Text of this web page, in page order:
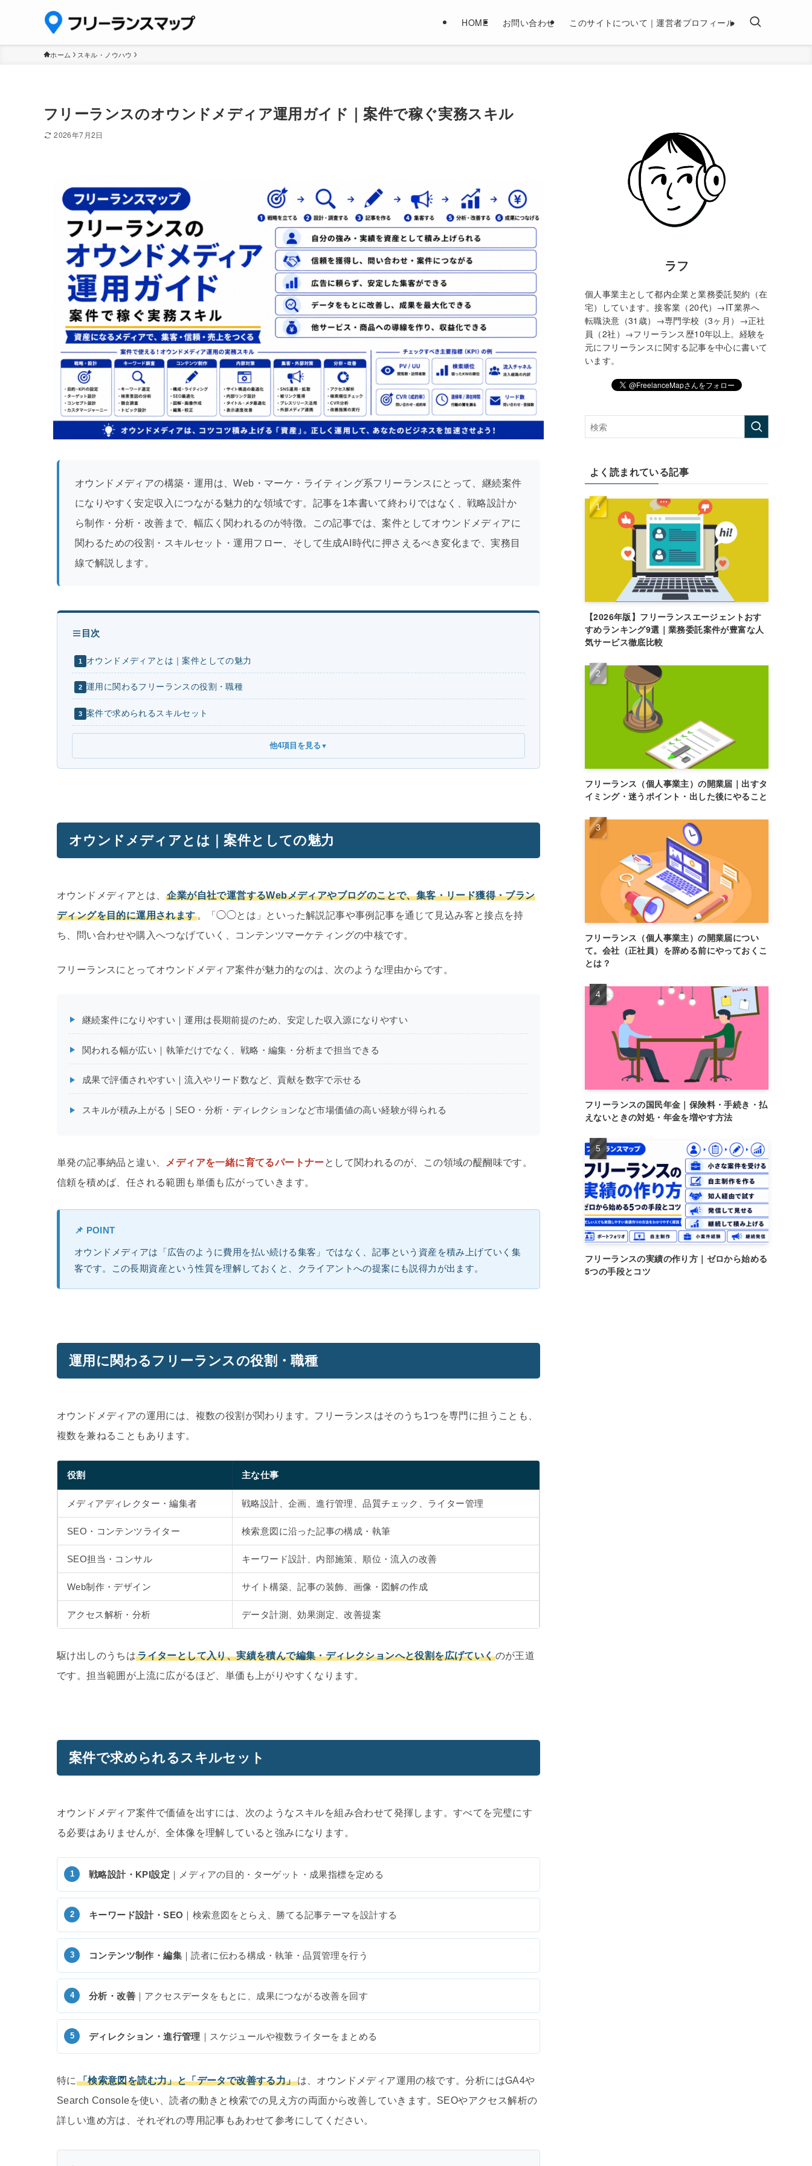
HOME お問い合わせ このサイトについて｜運営者プロフィール
ホーム スキル・ノウハウ
フリーランスのオウンドメディア運用ガイド｜案件で稼ぐ実務スキル
2026年7月2日
オウンドメディアの構築・運用は、Web・マーケ・ライティング系フリーランスにとって、継続案件
になりやすく安定収入につながる魅力的な領域です。記事を1本書いて終わりではなく、戦略設計か
ら制作・分析・改善まで、幅広く関われるのが特徴。この記事では、案件としてオウンドメディアに
関わるための役割・スキルセット・運用フロー、そして生成AI時代に押さえるべき変化まで、実務目
線で解説します。
目次
1 オウンドメディアとは｜案件としての魅力
2 運用に関わるフリーランスの役割・職種
3 案件で求められるスキルセット
他4項目を見る ▼
オウンドメディアとは｜案件としての魅力
オウンドメディアとは、企業が自社で運営するWebメディアやブログのことで、集客・リード獲得・ブラン
ディングを目的に運用されます。「◯◯とは」といった解説記事や事例記事を通じて見込み客と接点を持
ち、問い合わせや購入へつなげていく、コンテンツマーケティングの中核です。
フリーランスにとってオウンドメディア案件が魅力的なのは、次のような理由からです。
継続案件になりやすい｜運用は長期前提のため、安定した収入源になりやすい
関われる幅が広い｜執筆だけでなく、戦略・編集・分析まで担当できる
成果で評価されやすい｜流入やリード数など、貢献を数字で示せる
スキルが積み上がる｜SEO・分析・ディレクションなど市場価値の高い経験が得られる
単発の記事納品と違い、 メディアを一緒に育てるパートナーとして関われるのが、この領域の醍醐味です。
信頼を積めば、任される範囲も単価も広がっていきます。
📌 POINT
オウンドメディアは「広告のように費用を払い続ける集客」ではなく、記事という資産を積み上げていく集
客です。この長期資産という性質を理解しておくと、クライアントへの提案にも説得力が出ます。
運用に関わるフリーランスの役割・職種
オウンドメディアの運用には、複数の役割が関わります。フリーランスはそのうち1つを専門に担うことも、
複数を兼ねることもあります。
役割 主な仕事
メディアディレクター・編集者 戦略設計、企画、進行管理、品質チェック、ライター管理
SEO・コンテンツライター 検索意図に沿った記事の構成・執筆
SEO担当・コンサル キーワード設計、内部施策、順位・流入の改善
Web制作・デザイン サイト構築、記事の装飾、画像・図解の作成
アクセス解析・分析 データ計測、効果測定、改善提案
駆け出しのうちはライターとして入り、実績を積んで編集・ディレクションへと役割を広げていくのが王道
です。担当範囲が上流に広がるほど、単価も上がりやすくなります。
案件で求められるスキルセット
オウンドメディア案件で価値を出すには、次のようなスキルを組み合わせて発揮します。すべてを完璧にす
る必要はありませんが、全体像を理解していると強みになります。
戦略設計・KPI設定 ｜メディアの目的・ターゲット・成果指標を定める
キーワード設計・SEO ｜検索意図をとらえ、勝てる記事テーマを設計する
コンテンツ制作・編集 ｜読者に伝わる構成・執筆・品質管理を行う
分析・改善 ｜アクセスデータをもとに、成果につながる改善を回す
ディレクション・進行管理 ｜スケジュールや複数ライターをまとめる
特に 「検索意図を読む力」と「データで改善する力」は、オウンドメディア運用の核です。分析にはGA4や
Search Consoleを使い、読者の動きと検索での見え方の両面から改善していきます。SEOやアクセス解析の
詳しい進め方は、それぞれの専用記事もあわせて参考にしてください。
ラフ
個人事業主として都内企業と業務委託契約（在
宅）しています。接客業（20代）→IT業界へ
転職決意（31歳）→専門学校（3ヶ月）→正社
員（2社）→フリーランス歴10年以上。経験を
元にフリーランスに関する記事を中心に書いて
います。
よく読まれている記事
【2026年版】フリーランスエージェントおす
すめランキング9選｜業務委託案件が豊富な人
気サービス徹底比較
フリーランス（個人事業主）の開業届｜出すタ
イミング・迷うポイント・出した後にやること
フリーランス（個人事業主）の開業届につい
て。会社（正社員）を辞める前にやっておくこ
とは？
フリーランスの国民年金｜保険料・手続き・払
えないときの対処・年金を増やす方法
フリーランスの実績の作り方｜ゼロから始める
5つの手段とコツ